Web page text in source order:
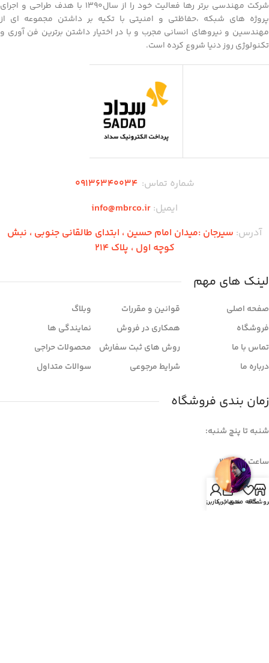
شرکت مهندسی برتر رها فعالیت خود را از سال1390 با هدف طراحی و اجرای
پروژه های شبکه ،حفاظتی و امنیتی با تکیه بر داشتن مجموعه ای از
مهندسین و نیروهای انسانی مجرب و با در اختیار داشتن برترین فن آوری و
تکنولوژی روز دنیا شروع کرده است.
شماره تماس:۰۹136340034
ایمیل: info@mbrco.ir
آدرس: سیرجان :میدان امام حسین ، ابتدای طالقانی جنوبی ، نبش
کوچه اول ، پلاک 214
لینک های مهم
صفحه اصلی
فروشگاه
تماس با ما
درباره ما
قوانین و مقررات
همکاری در فروش
روش های ثبت سفارش
شرایط مرجوعی
وبلاگ
نمایندگی ها
محصولات حراجی
سوالات متداول
زمان بندی فروشگاه
شنبه تا پنچ شنبه:
ساعت 7 الی ۲۱
پنج شنبه ها:
علاقه مندی
0
سبد خرید
حساب کاربری من